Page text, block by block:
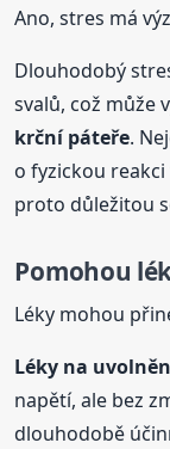
Ano, stres má
Dlouhodobý
svalů, což může
krční páteře.
o fyzickou
proto důležitou
Pomohou
Léky mohou
Léky na
napětí, ale bez
dlouhodobě